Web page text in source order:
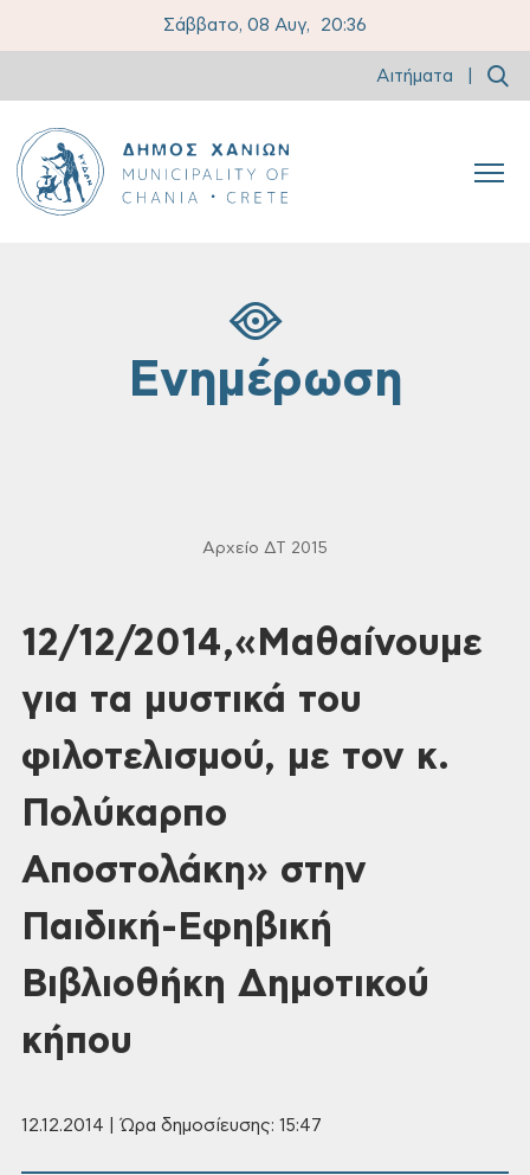
Σάββατο, 08 Αυγ, 20:36
Αιτήματα
Ενημέρωση
Αρχείο ΔΤ 2015
12/12/2014,«Μαθαίνουμε
για τα μυστικά του
φιλοτελισμού, με τον κ.
Πολύκαρπο
Αποστολάκη» στην
Παιδική-Εφηβική
Βιβλιοθήκη Δημοτικού
κήπου
12.12.2014 | Ώρα δημοσίευσης: 15:47